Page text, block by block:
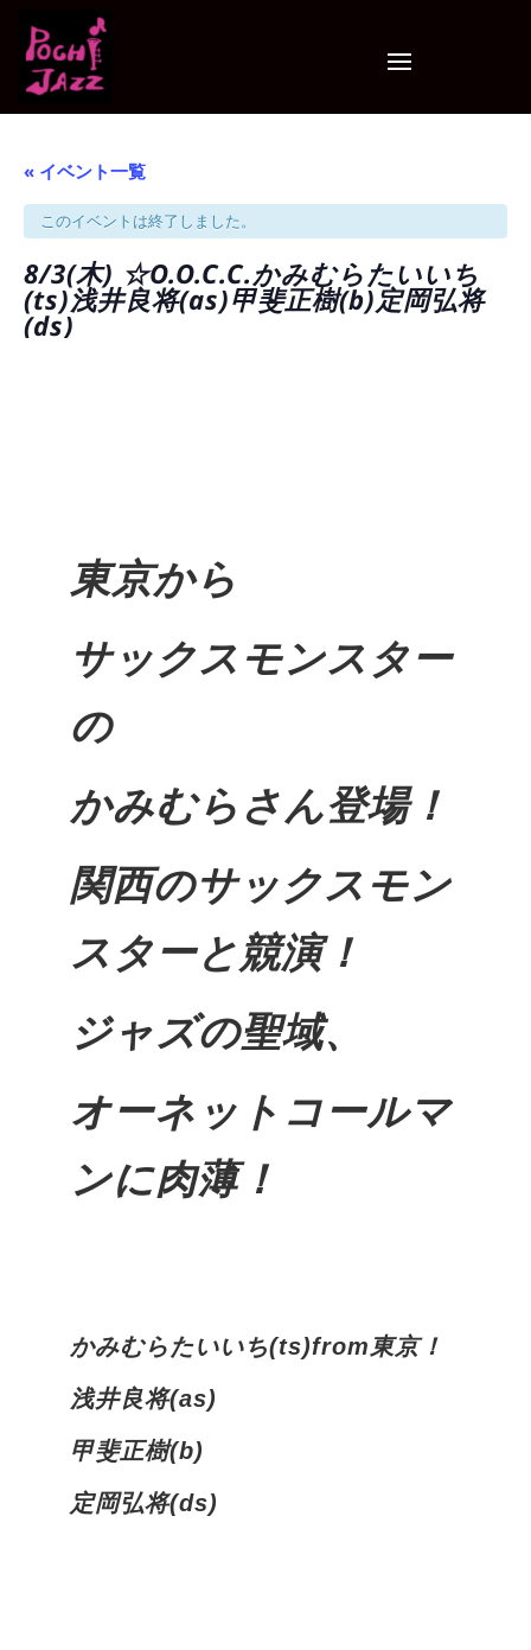
« イベント一覧
このイベントは終了しました。
8/3(木) ☆O.O.C.C.かみむらたいいち
(ts)浅井良将(as)甲斐正樹(b)定岡弘将
(ds)
東京から
サックスモンスター
の
かみむらさん登場！
関西のサックスモン
スターと競演！
ジャズの聖域、
オーネットコールマ
ンに肉薄！
かみむらたいいち(ts)from東京！
浅井良将(as)
甲斐正樹(b)
定岡弘将(ds)